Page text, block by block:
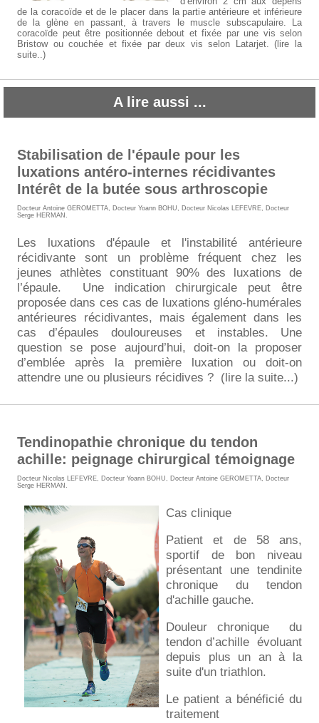
de la coracoïde et de le placer dans la partie antérieure et inférieure
de la glène en passant, à travers le muscle subscapulaire. La
coracoïde peut être positionnée debout et fixée par une vis selon
Bristow ou couchée et fixée par deux vis selon Latarjet. (lire la
suite..)
A lire aussi ...
Stabilisation de l'épaule pour les
luxations antéro-internes récidivantes
Intérêt de la butée sous arthroscopie
Docteur Antoine GEROMETTA Docteur Yoann BOHU Docteur Nicolas LEFEVRE
Docteur
Serge HERMAN
Les luxations d'épaule et l'instabilité antérieure
récidivante sont un problème fréquent chez les
jeunes athlètes constituant 90% des luxations de
l’épaule. Une indication chirurgicale peut être
proposée dans ces cas de luxations gléno-humérales
antérieures récidivantes, mais également dans les
cas d’épaules douloureuses et instables. Une
question se pose aujourd’hui, doit-on la proposer
d’emblée après la première luxation ou doit-on
attendre une ou plusieurs récidives ? (lire la suite...)
Tendinopathie chronique du tendon
achille: peignage chirurgical témoignage
Docteur Nicolas LEFEVRE Docteur Yoann BOHU Docteur Antoine GEROMETTA
Docteur
Serge HERMAN
Cas clinique
Patient et de 58 ans,
sportif de bon niveau
présentant une tendinite
chronique du tendon
d'achille gauche.
Douleur chronique du
tendon d’achille évoluant
depuis plus un an à la
suite d'un triathlon.
Le patient a bénéficié du
traitement